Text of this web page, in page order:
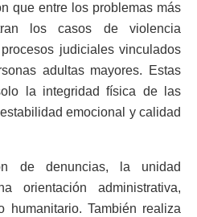
que entre los problemas más
los casos de violencia
judiciales vinculados
adultas mayores. Estas
la integridad física de las
emocional y calidad
de denuncias, la unidad
orientación administrativa,
humanitario. También realiza